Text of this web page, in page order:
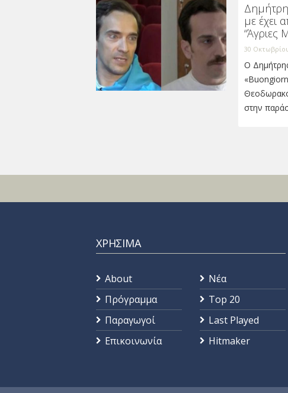
με έχει
“Άγριες
30
Ο
στην
ΧΡΗΣΙΜΑ
About
Πρόγραμμα
Παραγωγοί
Επικοινωνία
Νέα
Top 20
Last Played
Hitmaker